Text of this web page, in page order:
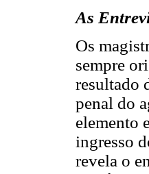
As
Os
sempre
resultado
penal do
elemento
ingresso
revela o